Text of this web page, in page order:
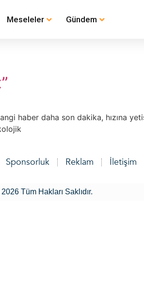
Meseleler Gündem
haber daha son dakika, hızına
Sponsorluk Reklam İletişim
Tüm Hakları Saklıdır.